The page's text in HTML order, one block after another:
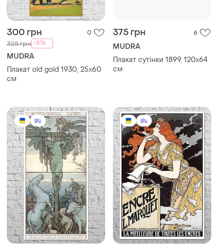
300 грн 0
325 грн -8%
MUDRA
Плакат old gold 1930, 25x60
см
375 грн 6
MUDRA
Плакат сутінки 1899, 120х64
см